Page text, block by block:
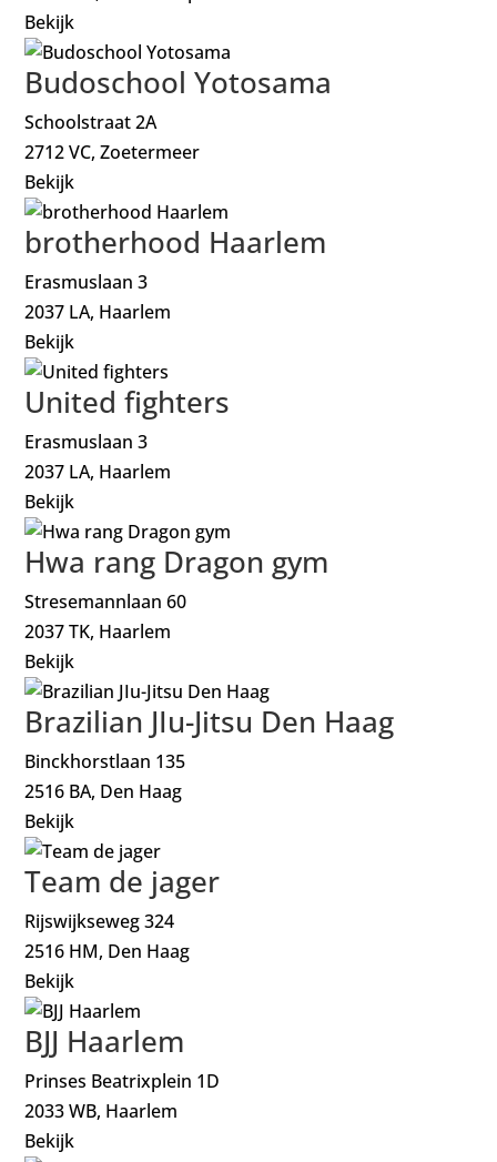
Bekijk
Budoschool Yotosama
Schoolstraat 2A
2712 VC, Zoetermeer
Bekijk
brotherhood Haarlem
Erasmuslaan 3
2037 LA, Haarlem
Bekijk
United fighters
Erasmuslaan 3
2037 LA, Haarlem
Bekijk
Hwa rang Dragon gym
Stresemannlaan 60
2037 TK, Haarlem
Bekijk
Brazilian JIu-Jitsu Den Haag
Binckhorstlaan 135
2516 BA, Den Haag
Bekijk
Team de jager
Rijswijkseweg 324
2516 HM, Den Haag
Bekijk
BJJ Haarlem
Prinses Beatrixplein 1D
2033 WB, Haarlem
Bekijk